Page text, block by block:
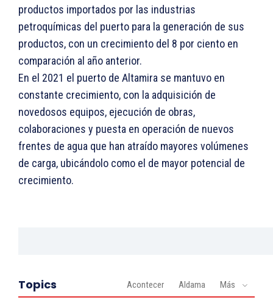
productos importados por las industrias
petroquímicas del puerto para la generación de sus
productos, con un crecimiento del 8 por ciento en
comparación al año anterior.
En el 2021 el puerto de Altamira se mantuvo en
constante crecimiento, con la adquisición de
novedosos equipos, ejecución de obras,
colaboraciones y puesta en operación de nuevos
frentes de agua que han atraído mayores volúmenes
de carga, ubicándolo como el de mayor potencial de
crecimiento.
Topics Acontecer Aldama Más